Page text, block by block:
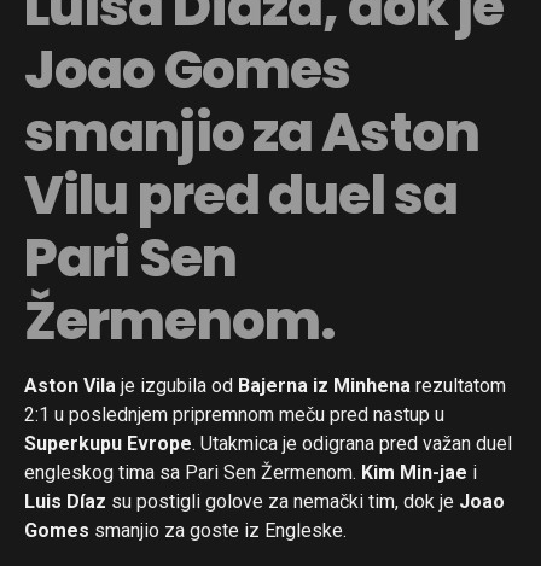
Joao Gomes
smanjio za Aston
Vilu pred duel sa
Pari Sen
Žermenom.
Aston Vila je izgubila od Bajerna iz Minhena rezultatom
2:1 u poslednjem pripremnom meču pred nastup u
Superkupu Evrope. Utakmica je odigrana pred važan duel
engleskog tima sa Pari Sen Žermenom. Kim Min-jae i
Luis Díaz su postigli golove za nemački tim, dok je Joao
Gomes smanjio za goste iz Engleske.